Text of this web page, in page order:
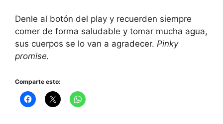
Denle al botón del play y recuerden siempre
comer de forma saludable y tomar mucha agua,
sus cuerpos se lo van a agradecer. Pinky
promise.
Comparte esto: